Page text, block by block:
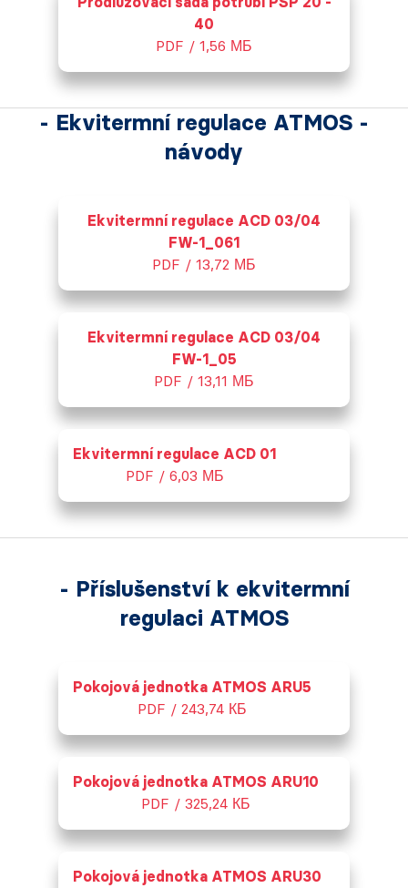
40
PDF / 1,56 МБ
- Ekvitermní regulace ATMOS -
návody
Ekvitermní regulace ACD 03/04
FW-1_061
PDF / 13,72 МБ
Ekvitermní regulace ACD 03/04
FW-1_05
PDF / 13,11 МБ
Ekvitermní regulace ACD 01
PDF / 6,03 МБ
- Příslušenství k ekvitermní
regulaci ATMOS
Pokojová jednotka ATMOS ARU5
PDF / 243,74 КБ
Pokojová jednotka ATMOS ARU10
PDF / 325,24 КБ
Pokojová jednotka ATMOS ARU30